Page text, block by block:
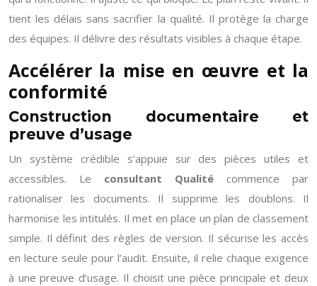
tient les délais sans sacrifier la qualité. Il protège la charge
des équipes. Il délivre des résultats visibles à chaque étape.
Accélérer la mise en œuvre et la
conformité
Construction documentaire et
preuve d’usage
Un système crédible s’appuie sur des pièces utiles et
accessibles. Le consultant Qualité commence par
rationaliser les documents. Il supprime les doublons. Il
harmonise les intitulés. Il met en place un plan de classement
simple. Il définit des règles de version. Il sécurise les accès
en lecture seule pour l’audit. Ensuite, il relie chaque exigence
à une preuve d’usage. Il choisit une pièce principale et deux